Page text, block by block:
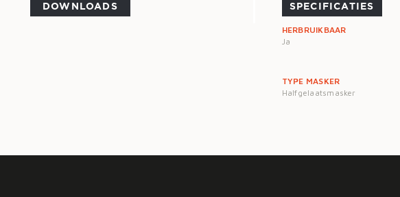
DOWNLOADS SPECIFICATIES
HERBRUIKBAAR
Ja
TYPE MASKER
Halfgelaatsmasker